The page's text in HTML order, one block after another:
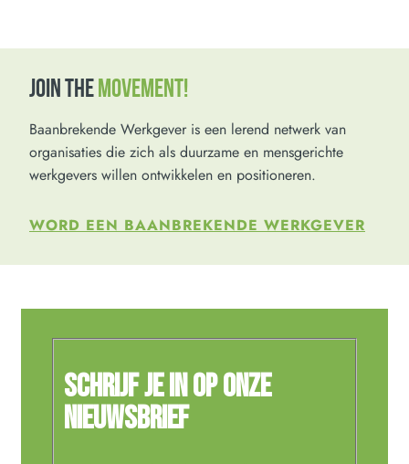
JOIN THEMOVEMENT!
Baanbrekende Werkgever is een lerend netwerk van
organisaties die zich als duurzame en mensgerichte
werkgevers willen ontwikkelen en positioneren.
WORD EEN BAANBREKENDE WERKGEVER